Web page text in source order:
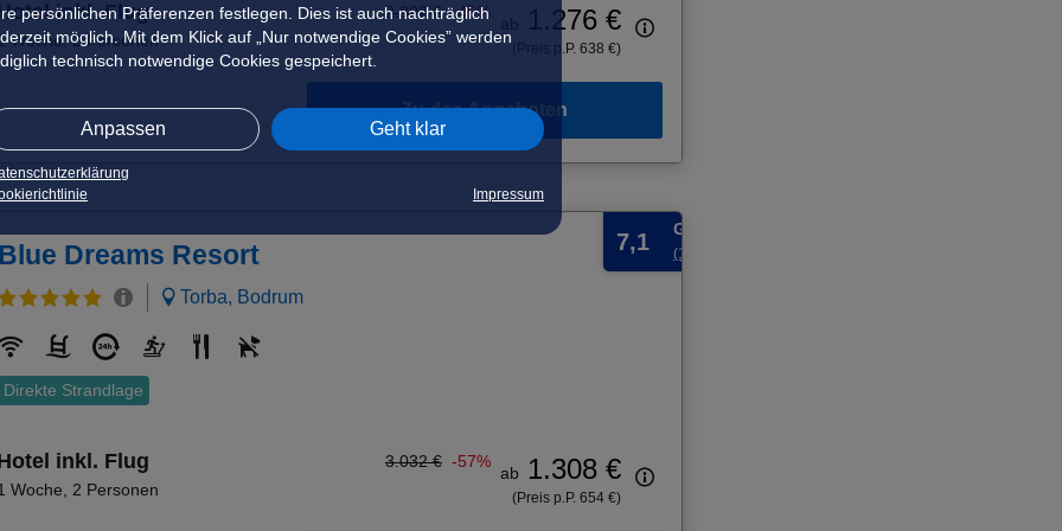
persönlichen Präferenzen festlegen. Dies ist auch nachträglich
möglich. Mit dem Klick auf „Nur notwendige Cookies” werden
technisch notwendige Cookies gespeichert.
Anpassen Geht klar
Impressum
inkl. Flug
Woche,2 Personen
2.302 € -45% 1.276 €
(Preis p.P. 638 €)
Zu den Angeboten
7,1 Gut
(132 Bewertungen)
Blue Dreams Resort
Torba, Bodrum
Direkte Strandlage
inkl. Flug
Woche 2 Personen
3.032 € -57%
ab 1.308 €
(Preis p.P. 654 €)